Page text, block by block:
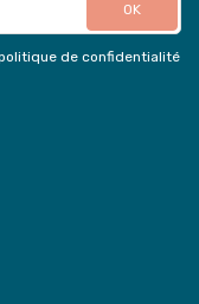
de confidentialité